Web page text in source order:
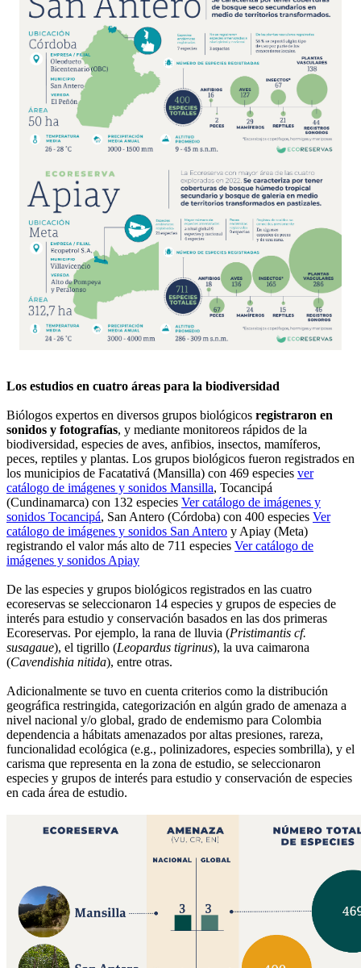
Los estudios en cuatro áreas para la biodiversidad
Biólogos expertos en diversos grupos biológicos registraron en
sonidos y fotografías, y mediante monitoreos rápidos de la
biodiversidad, especies de aves, anfibios, insectos, mamíferos,
peces, reptiles y plantas. Los grupos biológicos fueron registrados en
los municipios de Facatativá (Mansilla) con 469 especies ver
catálogo de imágenes y sonidos Mansilla, Tocancipá
(Cundinamarca) con 132 especies Ver catálogo de imágenes y
sonidos Tocancipá, San Antero (Córdoba) con 400 especies Ver
catálogo de imágenes y sonidos San Antero y Apiay (Meta)
registrando el valor más alto de 711 especies Ver catálogo de
imágenes y sonidos Apiay
De las especies y grupos biológicos registrados en las cuatro
ecoreservas se seleccionaron 14 especies y grupos de especies de
interés para estudio y conservación basados en las dos primeras
Ecoreservas. Por ejemplo, la rana de lluvia (Pristimantis cf.
susagaue), el tigrillo (Leopardus tigrinus), la uva caimarona
(Cavendishia nitida), entre otras.
Adicionalmente se tuvo en cuenta criterios como la distribución
geográfica restringida, categorización en algún grado de amenaza a
nivel nacional y/o global, grado de endemismo para Colombia
dependencia a hábitats amenazados por altas presiones, rareza,
funcionalidad ecológica (e.g., polinizadores, especies sombrilla), y el
carisma que representa en la zona de estudio, se seleccionaron
especies y grupos de interés para estudio y conservación de especies
en cada área de estudio.